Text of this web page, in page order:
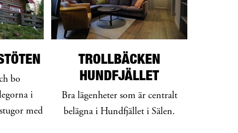
bo
i
med
TROLLBÄCKEN
HUNDFJÄLLET
Bra lägenheter som är centralt
belägna i Hundfjället i Sälen.